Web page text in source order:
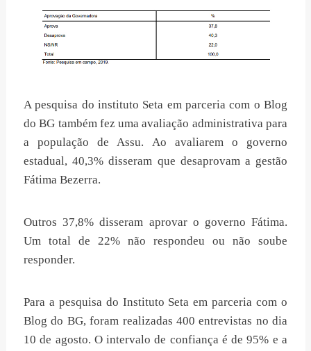
A pesquisa do instituto Seta em parceria com o Blog
do BG também fez uma avaliação administrativa para
a população de Assu. Ao avaliarem o governo
estadual, 40,3% disseram que desaprovam a gestão
Fátima Bezerra.
Outros 37,8% disseram aprovar o governo Fátima.
Um total de 22% não respondeu ou não soube
responder.
Para a pesquisa do Instituto Seta em parceria com o
Blog do BG, foram realizadas 400 entrevistas no dia
10 de agosto. O intervalo de confiança é de 95% e a